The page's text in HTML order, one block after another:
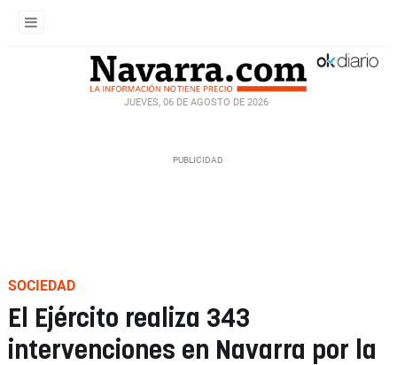
JUEVES, 06 DE AGOSTO DE 2026
SOCIEDAD
El Ejército realiza 343
intervenciones en Navarra por la